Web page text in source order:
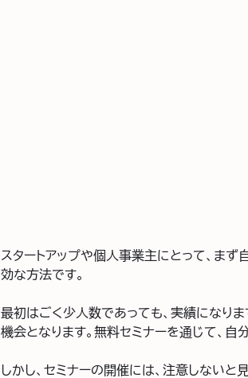
スタートアップや個人事業主にとって、ま
効な方法です。
最初はごく少人数であっても、実績になり
機会となります。無料セミナーを通じて、
しかし、セミナーの開催には、注意しない